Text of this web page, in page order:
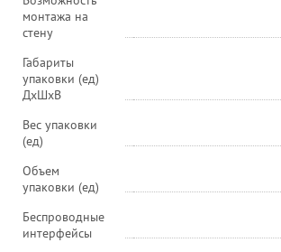
монтажа на
стену
Габариты
упаковки (ед)
ДхШхВ
Вес упаковки
(ед)
Объем
упаковки (ед)
Беспроводные
интерфейсы